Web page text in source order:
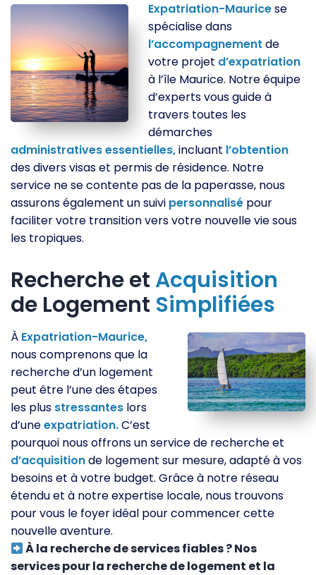
Expatriation-Mauricese
spécialise dans
l’accompagnement de
votre projet d’expatriation
à l’île Maurice. Notre équipe
d’experts vous guide à
travers toutes les
démarches
administrativesessentielles,incluant l’obtention
des divers visas et permis de résidence. Notre
service ne se contente pas de la paperasse, nous
assurons également un suivi personnalisé pour
faciliter votre transition vers votre nouvelle vie sous
les tropiques.
Recherche et Acquisition
de Logement Simplifiées
À Expatriation-Maurice,
nous comprenons que la
recherche d’un logement
peut être l’une des étapes
les plus stressantes lors
d’uneexpatriation.C’est
pourquoi nous offrons un service de recherche et
d’acquisitionde logement sur mesure, adapté à vos
besoins et à votre budget. Grâce à notre réseau
étendu et à notre expertise locale, nous trouvons
pour vous le foyer idéal pour commencer cette
nouvelle aventure.
À la recherche de services fiables ? Nos
services pour la recherche de logement et la